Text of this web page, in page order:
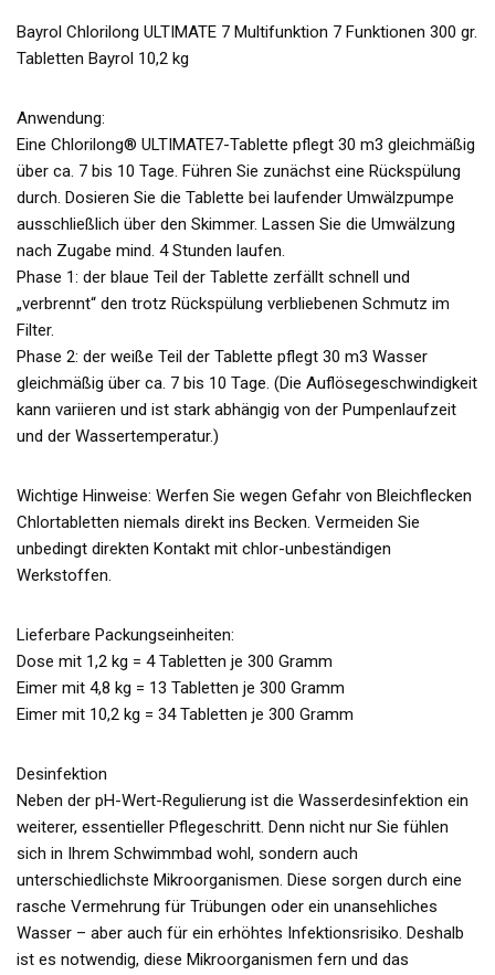
Bayrol Chlorilong ULTIMATE 7 Multifunktion 7 Funktionen 300 gr.
Tabletten Bayrol 10,2 kg
Anwendung:
Eine Chlorilong® ULTIMATE7-Tablette pflegt 30 m3 gleichmäßig
über ca. 7 bis 10 Tage. Führen Sie zunächst eine Rückspülung
durch. Dosieren Sie die Tablette bei laufender Umwälzpumpe
ausschließlich über den Skimmer. Lassen Sie die Umwälzung
nach Zugabe mind. 4 Stunden laufen.
Phase 1: der blaue Teil der Tablette zerfällt schnell und
„verbrennt“ den trotz Rückspülung verbliebenen Schmutz im
Filter.
Phase 2: der weiße Teil der Tablette pflegt 30 m3 Wasser
gleichmäßig über ca. 7 bis 10 Tage. (Die Auflösegeschwindigkeit
kann variieren und ist stark abhängig von der Pumpenlaufzeit
und der Wassertemperatur.)
Wichtige Hinweise: Werfen Sie wegen Gefahr von Bleichflecken
Chlortabletten niemals direkt ins Becken. Vermeiden Sie
unbedingt direkten Kontakt mit chlor-unbeständigen
Werkstoffen.
Lieferbare Packungseinheiten:
Dose mit 1,2 kg = 4 Tabletten je 300 Gramm
Eimer mit 4,8 kg = 13 Tabletten je 300 Gramm
Eimer mit 10,2 kg = 34 Tabletten je 300 Gramm
Desinfektion
Neben der pH-Wert-Regulierung ist die Wasserdesinfektion ein
weiterer, essentieller Pflegeschritt. Denn nicht nur Sie fühlen
sich in Ihrem Schwimmbad wohl, sondern auch
unterschiedlichste Mikroorganismen. Diese sorgen durch eine
rasche Vermehrung für Trübungen oder ein unansehliches
Wasser – aber auch für ein erhöhtes Infektionsrisiko. Deshalb
ist es notwendig, diese Mikroorganismen fern und das